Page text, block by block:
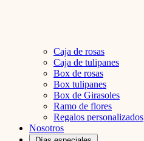
Caja de rosas
Caja de tulipanes
Box de rosas
Box tulipanes
Box de Girasoles
Ramo de flores
Regalos personalizados
Nosotros